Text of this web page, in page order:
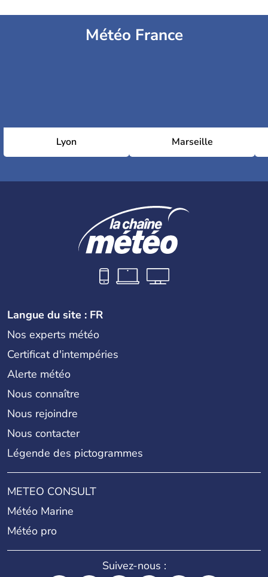
Météo France
Lyon Marseille
Langue du site : FR
Nos experts météo
Certificat d'intempéries
Alerte météo
Nous connaître
Nous rejoindre
Nous contacter
Légende des pictogrammes
METEO CONSULT
Météo Marine
Météo pro
Suivez-nous :